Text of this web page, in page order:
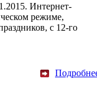
Интернет-
режиме,
с 12-го